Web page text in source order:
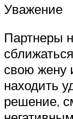
Уважение
Партнеры
свою жену
находить
решение,